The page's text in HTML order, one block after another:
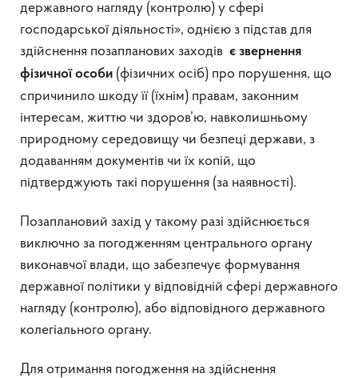
державного нагляду (контролю) у сфері
господарської діяльності», однією з підстав для
здійснення позапланових заходів є звернення
фізичної особи (фізичних осіб) про порушення, що
спричинило шкоду її (їхнім) правам, законним
інтересам, життю чи здоров’ю, навколишньому
природному середовищу чи безпеці держави, з
додаванням документів чи їх копій, що
підтверджують такі порушення (за наявності).
Позаплановий захід у такому разі здійснюється
виключно за погодженням центрального органу
виконавчої влади, що забезпечує формування
державної політики у відповідній сфері державного
нагляду (контролю), або відповідного державного
колегіального органу.
Для отримання погодження на здійснення